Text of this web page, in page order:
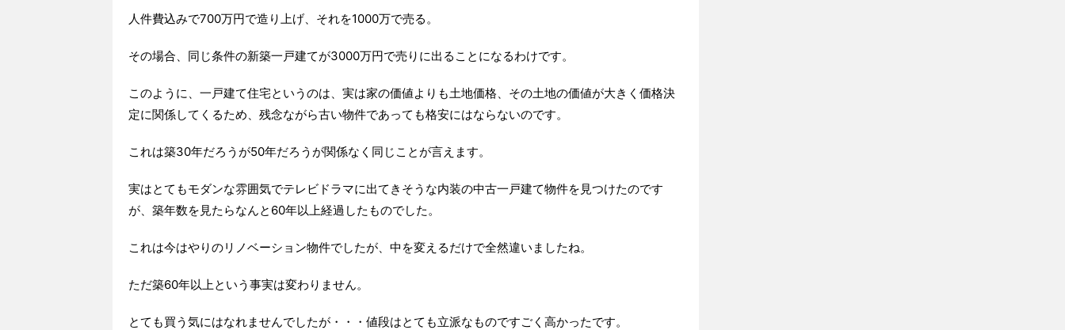
人件費込みで700万円で造り上げ、それを1000万で売る。
その場合、同じ条件の新築一戸建てが3000万円で売りに出ることになるわけです。
このように、一戸建て住宅というのは、実は家の価値よりも土地価格、その土地の価値が大きく価格決
定に関係してくるため、残念ながら古い物件であっても格安にはならないのです。
これは築30年だろうが50年だろうが関係なく同じことが言えます。
実はとてもモダンな雰囲気でテレビドラマに出てきそうな内装の中古一戸建て物件を見つけたのです
が、築年数を見たらなんと60年以上経過したものでした。
これは今はやりのリノベーション物件でしたが、中を変えるだけで全然違いましたね。
ただ築60年以上という事実は変わりません。
とても買う気にはなれませんでしたが・・・値段はとても立派なものですごく高かったです。